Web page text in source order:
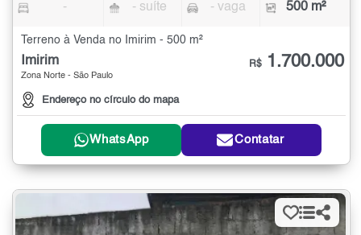
- - suíte - vaga 500 m²
Terreno à Venda no Imirim - 500 m²
Imirim
Zona Norte - São Paulo
Endereço no círculo do mapa
R$ 1.700.000
WhatsApp Contatar